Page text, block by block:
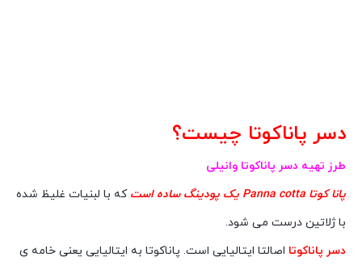
دسر پاناکوتا چیست؟
طرز تهیه دسر پاناکوتا وانیلی
پانا کوتا Panna cotta یک پودینگ ساده است
که با لبنیات غلیظ شده
با ژلاتین درست می شود.
دسر پاناکوتا اصالتا ایتالیایی است. پاناکوتا به ایتالیایی یعنی خامه ی